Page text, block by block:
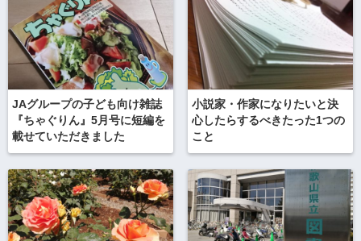
JAグループの子ども向け雑誌
『ちゃぐりん』5月号に短編を
載せていただきました
小説家・作家になりたいと決
心したらするべきたった1つの
こと